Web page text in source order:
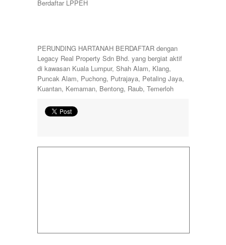
Berdaftar LPPEH
PERUNDING HARTANAH BERDAFTAR dengan
Legacy Real Property Sdn Bhd. yang bergiat aktif
di kawasan Kuala Lumpur, Shah Alam, Klang,
Puncak Alam, Puchong, Putrajaya, Petaling Jaya,
Kuantan, Kemaman, Bentong, Raub, Temerloh